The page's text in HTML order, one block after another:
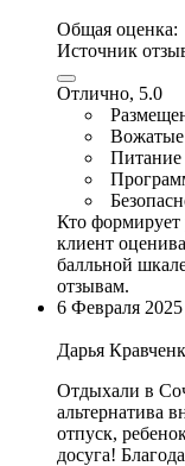
Общая оценка:
Источник
Отлично, 5.0
Вожатые
Питание
Кто формирует
клиент
балльной
отзывам.
6 Февраля 2025
Дарья
Отдыхали в
альтернатива
отпуск,
досуга!